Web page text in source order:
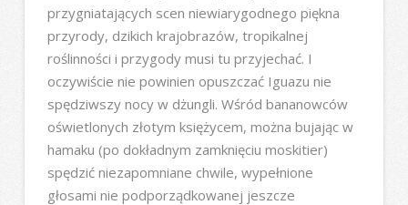
przygniatających scen niewiarygodnego piękna
przyrody, dzikich krajobrazów, tropikalnej
roślinności i przygody musi tu przyjechać. I
oczywiście nie powinien opuszczać Iguazu nie
spędziwszy nocy w dżungli. Wśród bananowców
oświetlonych złotym księżycem, można bujając w
hamaku (po dokładnym zamknięciu moskitier)
spędzić niezapomniane chwile, wypełnione
głosami nie podporządkowanej jeszcze